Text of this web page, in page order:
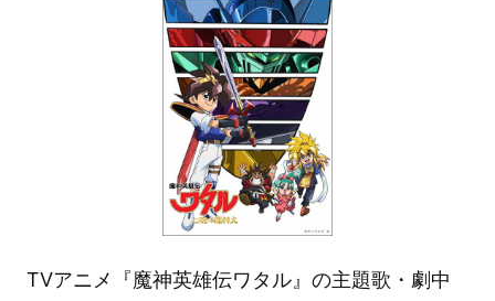
TVアニメ『魔神英雄伝ワタル』の主題歌・劇中